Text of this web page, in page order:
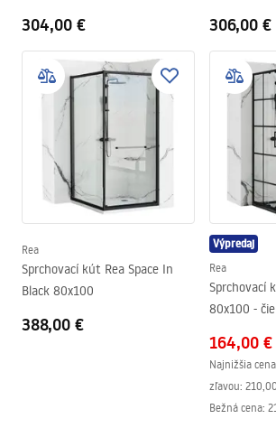
304,00 € 306,00 €
Rea
Sprchovací kút Rea Space In
Black 80x100
388,00 €
Výpredaj
Rea
Sprchovací
80x100 -
164,00 €
Najnižšia
zľavou:
Bežná cena: